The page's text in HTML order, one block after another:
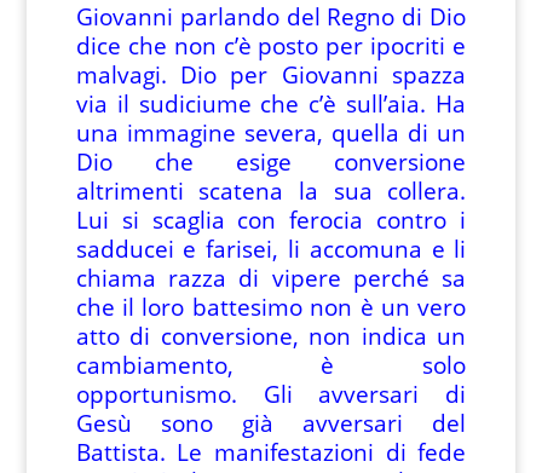
Giovanni parlando del Regno di Dio
dice che non c’è posto per ipocriti e
malvagi. Dio per Giovanni spazza
via il sudiciume che c’è sull’aia. Ha
una immagine severa, quella di un
Dio che esige conversione
altrimenti scatena la sua collera.
Lui si scaglia con ferocia contro i
sadducei e farisei, li accomuna e li
chiama razza di vipere perché sa
che il loro battesimo non è un vero
atto di conversione, non indica un
cambiamento, è solo
opportunismo. Gli avversari di
Gesù sono già avversari del
Battista. Le manifestazioni di fede